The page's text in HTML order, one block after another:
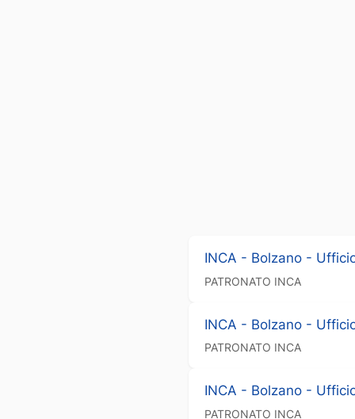
INCA - Bolzano -
PATRONATO INCA
INCA - Bolzano -
PATRONATO INCA
INCA - Bolzano -
PATRONATO INCA